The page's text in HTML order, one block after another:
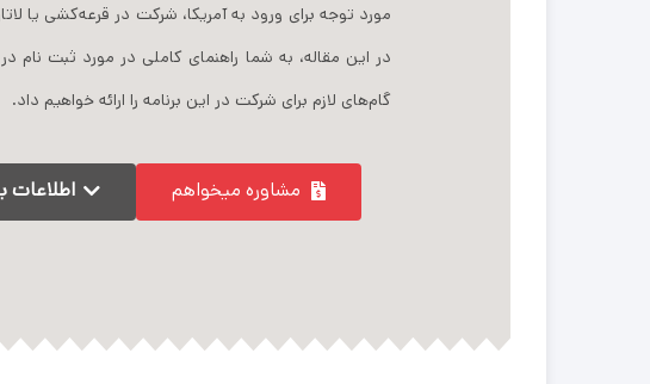
مورد توجه برای ورود به آمریکا، شرکت در قرعه‌کشی یا
در این مقاله، به شما راهنمای کاملی در مورد ثبت نام در
گام‌های لازم برای شرکت در این برنامه را ارائه خواهیم داد.
مشاوره میخواهم اطلاعات